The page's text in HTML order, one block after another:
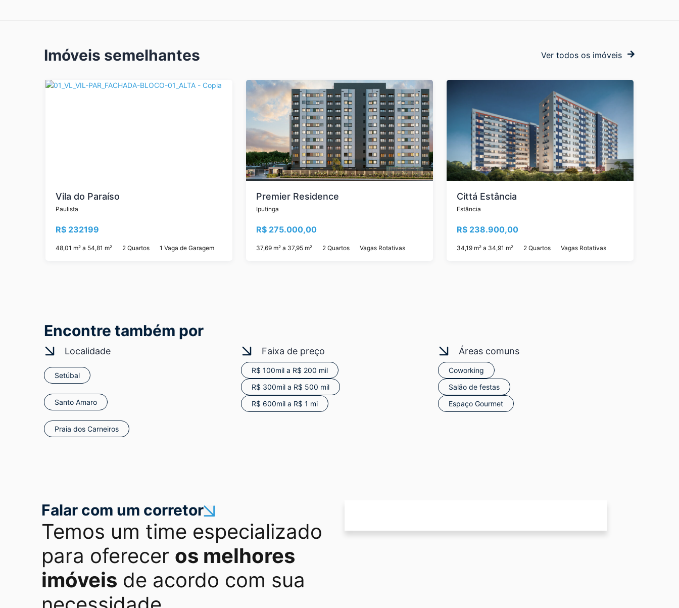
Imóveis semelhantes Ver todos os imóveis
Vila do Paraíso
Paulista
R$ 232199
48,01 m² a 54,81 m² 2 Quartos 1 Vaga de Garagem
Premier Residence
Iputinga
R$ 275.000,00
37,69 m² a 37,95 m² 2 Quartos Vagas Rotativas
Cittá Estância
Estância
R$ 238.900,00
34,19 m² a 34,91 m² 2 Quartos Vagas Rotativas
Encontre também por
Localidade
Setúbal
Santo Amaro
Praia dos Carneiros
Faixa de preço
R$ 100mil a R$ 200 mil
R$ 300mil a R$ 500 mil
R$ 600mil a R$ 1 mi
Áreas comuns
Coworking
Salão de festas
Espaço Gourmet
Falar com um corretor
Temos um time especializado
para oferecer os melhores
imóveis de acordo com sua